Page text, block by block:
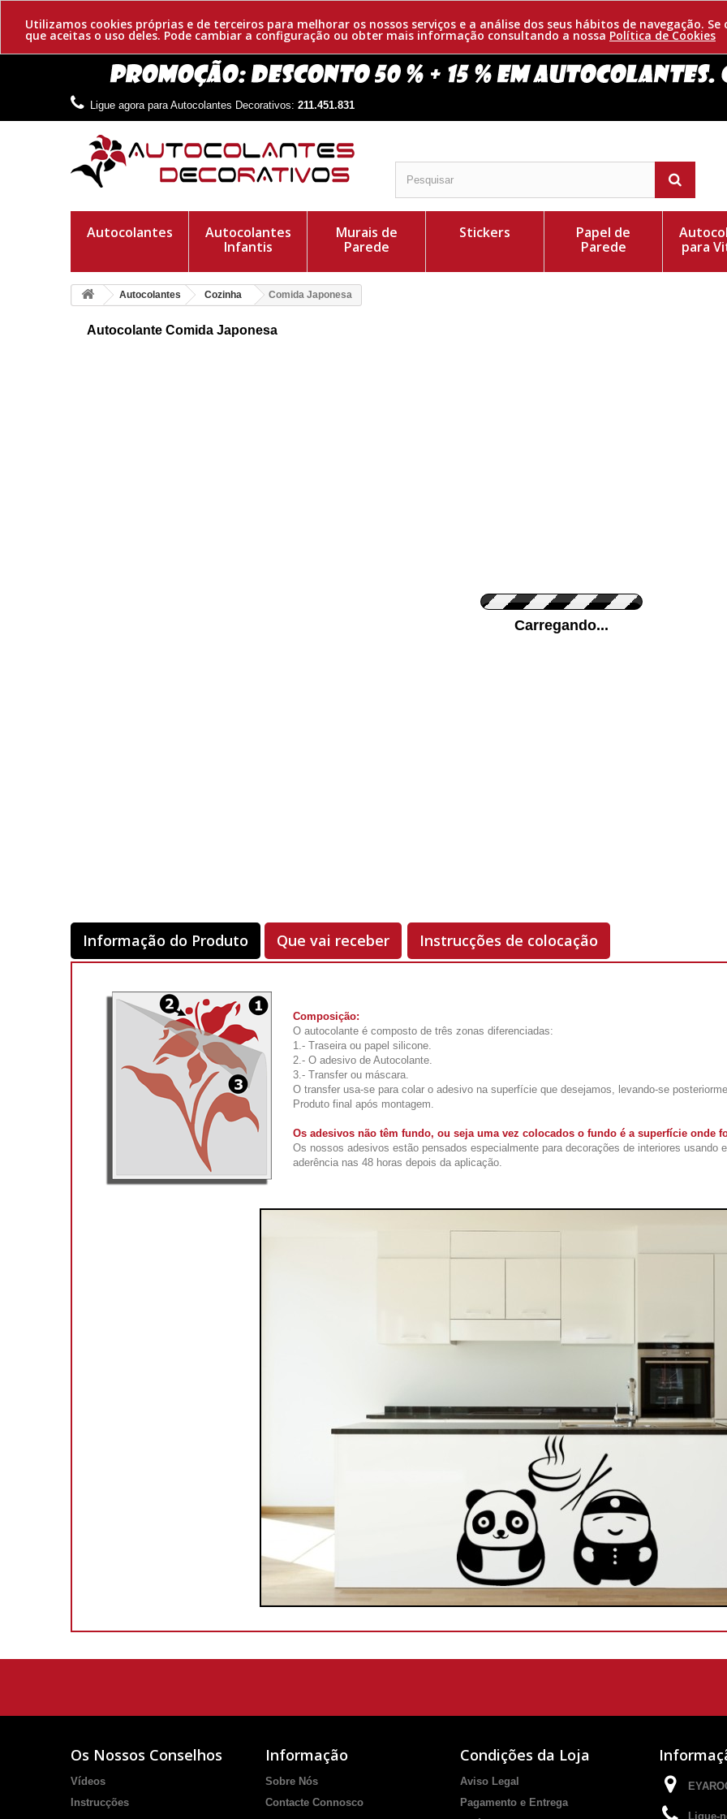
Utilizamos cookies próprias e de terceiros para melhorar os nossos serviços e a análise dos seus hábitos de navegação.
que aceitas o uso deles. Pode cambiar a configuração ou obter mais informação consultando a nossa Política de Cookies
Ligue agora para Autocolantes Decorativos: 211.451.831
Autocolantes
Autocolantes
Infantis
Murais de
Parede
Stickers
Papel de
Parede
para
Autocolantes Cozinha Comida Japonesa
Autocolante Comida Japonesa
Carregando...
Ponha a sua foto
Informação do Produto Que vai receber Instrucções de colocação
Composição:
O autocolante é composto de três zonas diferenciadas:
1.- Traseira ou papel silicone.
2.- O adesivo de Autocolante.
3.- Transfer ou máscara.
O transfer usa-se para colar o adesivo na superfície que desejamos, levando-se
Produto final após montagem.
Os adesivos não têm fundo, ou seja uma vez colocados o fundo é a superfície onde
Os nossos adesivos estão pensados especialmente para decorações de interiores
aderência nas 48 horas depois da aplicação.
Os Nossos Conselhos
Vídeos
Instrucções
Informação
Sobre Nós
Contacte Connosco
Condições da Loja
Aviso Legal
Pagamento e Entrega
Ligue-